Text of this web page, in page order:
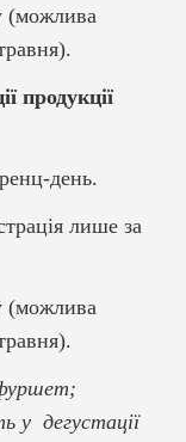
(можлива
продукції
день.
лише за
(можлива
у дегустації